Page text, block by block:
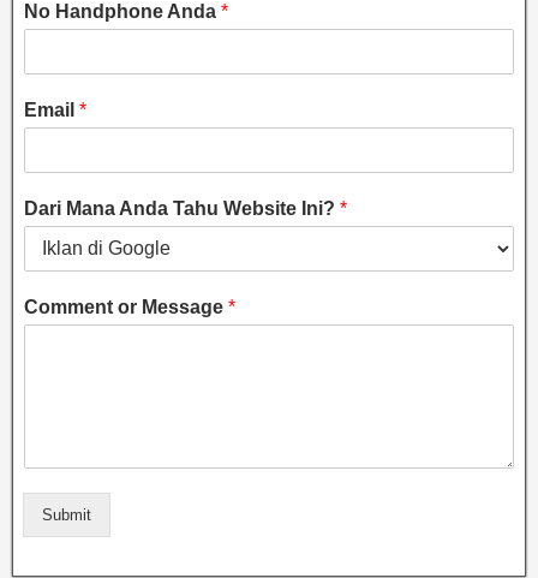
No Handphone Anda *
Email *
Dari Mana Anda Tahu Website Ini? *
Comment or Message *
Submit